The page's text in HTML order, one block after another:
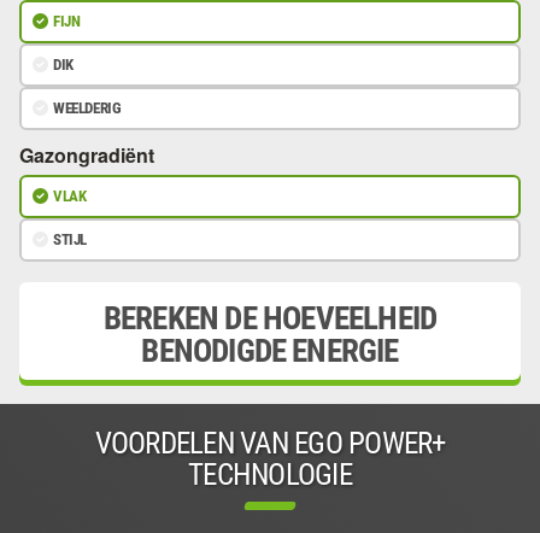
FIJN
DIK
WEELDERIG
Gazongradiënt
VLAK
STIJL
BEREKEN DE HOEVEELHEID
BENODIGDE ENERGIE
VOORDELEN VAN EGO POWER+
TECHNOLOGIE